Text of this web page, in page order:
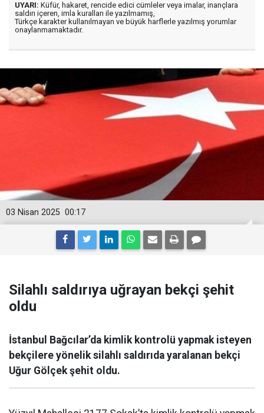
UYARI: Küfür, hakaret, rencide edici cümleler veya imalar, inançlara
saldırı içeren, imla kuralları ile yazılmamış,
Türkçe karakter kullanılmayan ve büyük harflerle yazılmış yorumlar
onaylanmamaktadır.
00:17
03 Nisan 2025
Silahlı saldırıya uğrayan bekçi şehit
oldu
İstanbul Bağcılar’da kimlik kontrolü yapmak isteyen
bekçilere yönelik silahlı saldırıda yaralanan bekçi
Uğur Gölçek şehit oldu.